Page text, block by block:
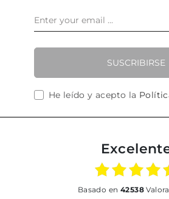
SUSCRIBIRSE
He leído y acepto la
basado en 42538